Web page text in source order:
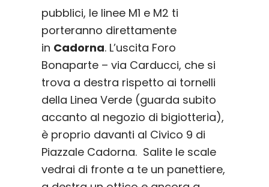
pubblici, le linee M1 e M2 ti
porteranno direttamente
in Cadorna. L’uscita Foro
Bonaparte – via Carducci, che si
trova a destra rispetto ai tornelli
della Linea Verde (guarda subito
accanto al negozio di bigiotteria),
è proprio davanti al Civico 9 di
Piazzale Cadorna. Salite le scale
vedrai di fronte a te un panettiere,